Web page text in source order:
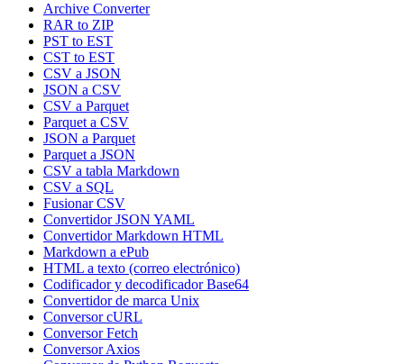
Archive Converter
RAR to ZIP
PST to EST
CST to EST
CSV a JSON
JSON a CSV
CSV a Parquet
Parquet a CSV
JSON a Parquet
Parquet a JSON
CSV a tabla Markdown
CSV a SQL
Fusionar CSV
Convertidor JSON YAML
Convertidor Markdown HTML
Markdown a ePub
HTML a texto (correo electrónico)
Codificador y decodificador Base64
Convertidor de marca Unix
Conversor cURL
Conversor Fetch
Conversor Axios